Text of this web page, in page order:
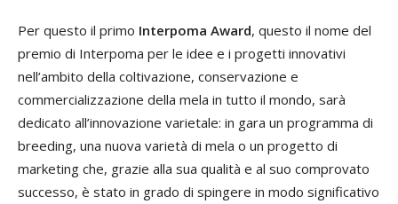
Per questo il primo Interpoma Award, questo il nome del
premio di Interpoma per le idee e i progetti innovativi
nell’ambito della coltivazione, conservazione e
commercializzazione della mela in tutto il mondo, sarà
dedicato all’innovazione varietale: in gara un programma di
breeding, una nuova varietà di mela o un progetto di
marketing che, grazie alla sua qualità e al suo comprovato
successo, è stato in grado di spingere in modo significativo